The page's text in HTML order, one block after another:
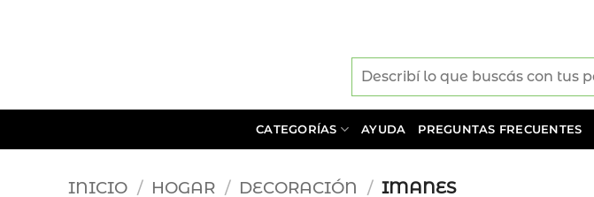
CATEGORÍAS AYUDA PREGUNTAS FRECUENTES
INICIO / HOGAR / DECORACIÓN / IMANES